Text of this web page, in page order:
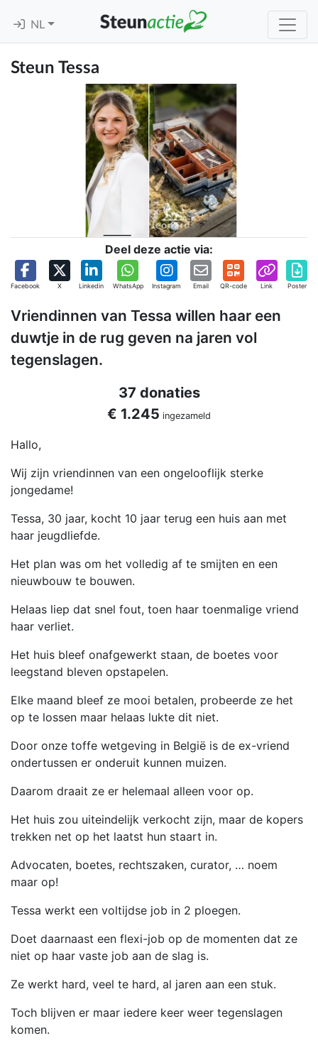
NL
Steun Tessa
Deel deze actie via:
Facebook X Linkedin WhatsApp Instagram Email QR-code Link Poster
Vriendinnen van Tessa willen haar een
duwtje in de rug geven na jaren vol
tegenslagen.
37 donaties
€ 1.245 ingezameld
Hallo,
Wij zijn vriendinnen van een ongelooflijk sterke
jongedame!
Tessa, 30 jaar, kocht 10 jaar terug een huis aan met
haar jeugdliefde.
Het plan was om het volledig af te smijten en een
nieuwbouw te bouwen.
Helaas liep dat snel fout, toen haar toenmalige vriend
haar verliet.
Het huis bleef onafgewerkt staan, de boetes voor
leegstand bleven opstapelen.
Elke maand bleef ze mooi betalen, probeerde ze het
op te lossen maar helaas lukte dit niet.
Door onze toffe wetgeving in België is de ex-vriend
ondertussen er onderuit kunnen muizen.
Daarom draait ze er helemaal alleen voor op.
Het huis zou uiteindelijk verkocht zijn, maar de kopers
trekken net op het laatst hun staart in.
Advocaten, boetes, rechtszaken, curator, … noem
maar op!
Tessa werkt een voltijdse job in 2 ploegen.
Doet daarnaast een flexi-job op de momenten dat ze
niet op haar vaste job aan de slag is.
Ze werkt hard, veel te hard, al jaren aan een stuk.
Toch blijven er maar iedere keer weer tegenslagen
komen.